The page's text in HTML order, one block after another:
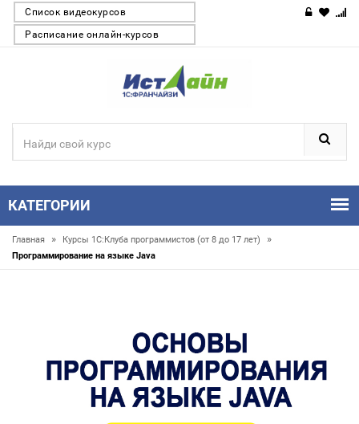
Список видеокурсов
Расписание онлайн-курсов
КАТЕГОРИИ
Главная » Курсы 1С:Клуба программистов (от 8 до 17 лет) »
Программирование на языке Java